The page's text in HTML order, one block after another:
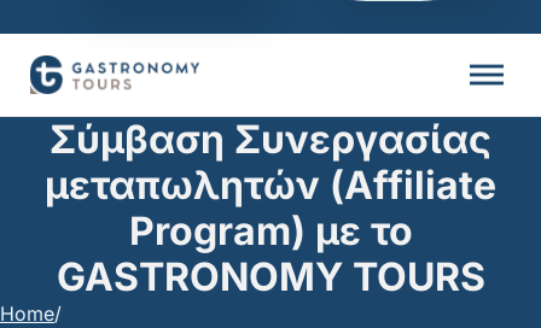
Σύμβαση Συνεργασίας
μεταπωλητών (Affiliate
Program) με το
GASTRONOMY TOURS
Home/